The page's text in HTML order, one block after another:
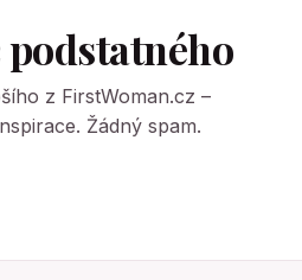
z FirstWoman.cz –
Žádný spam.